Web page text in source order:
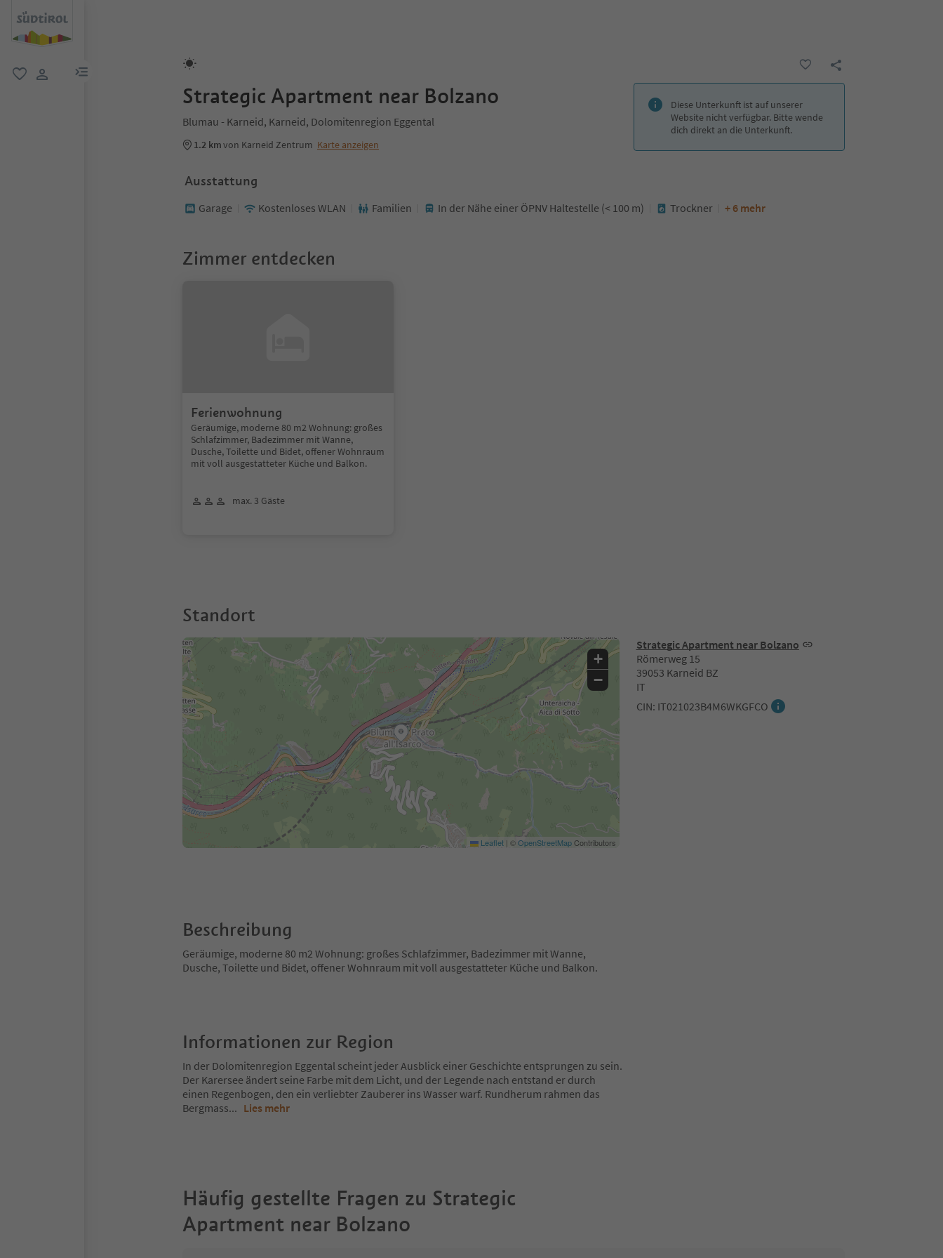
menu link
Strategic Apartment near Bolzano
Blumau - Karneid, Karneid, Dolomitenregion Eggental
1.2 kmvon Karneid Zentrum Karte anzeigen
Diese Unterkunft ist auf unserer
Website nicht verfügbar. Bitte wende
dich direkt an die Unterkunft.
Ausstattung
Garage Kostenloses WLAN Familien In der Nähe einer ÖPNV Haltestelle (< 100 m) Trockner + 6 mehr
Zimmer entdecken
Ferienwohnung
Geräumige, moderne 80 m2 Wohnung: großes
Schlafzimmer, Badezimmer mit Wanne,
Dusche, Toilette und Bidet, offener Wohnraum
mit voll ausgestatteter Küche und Balkon.
max. 3 Gäste
Standort
Strategic Apartment near Bolzano
Römerweg 15
39053 Karneid BZ
IT
CIN: IT021023B4M6WKGFCO
+
−
Leaflet | ©OpenStreetMapContributors
Beschreibung
Geräumige, moderne 80 m2 Wohnung: großes Schlafzimmer, Badezimmer mit Wanne,
Dusche, Toilette und Bidet, offener Wohnraum mit voll ausgestatteter Küche und Balkon.
Informationen zur Region
In der Dolomitenregion Eggental scheint jeder Ausblick einer Geschichte entsprungen zu sein.
Der Karersee ändert seine Farbe mit dem Licht, und der Legende nach entstand er durch
einen Regenbogen, den ein verliebter Zauberer ins Wasser warf. Rundherum rahmen das
Bergmass... Lies mehr
Häufig gestellte Fragen zu Strategic
Apartment near Bolzano